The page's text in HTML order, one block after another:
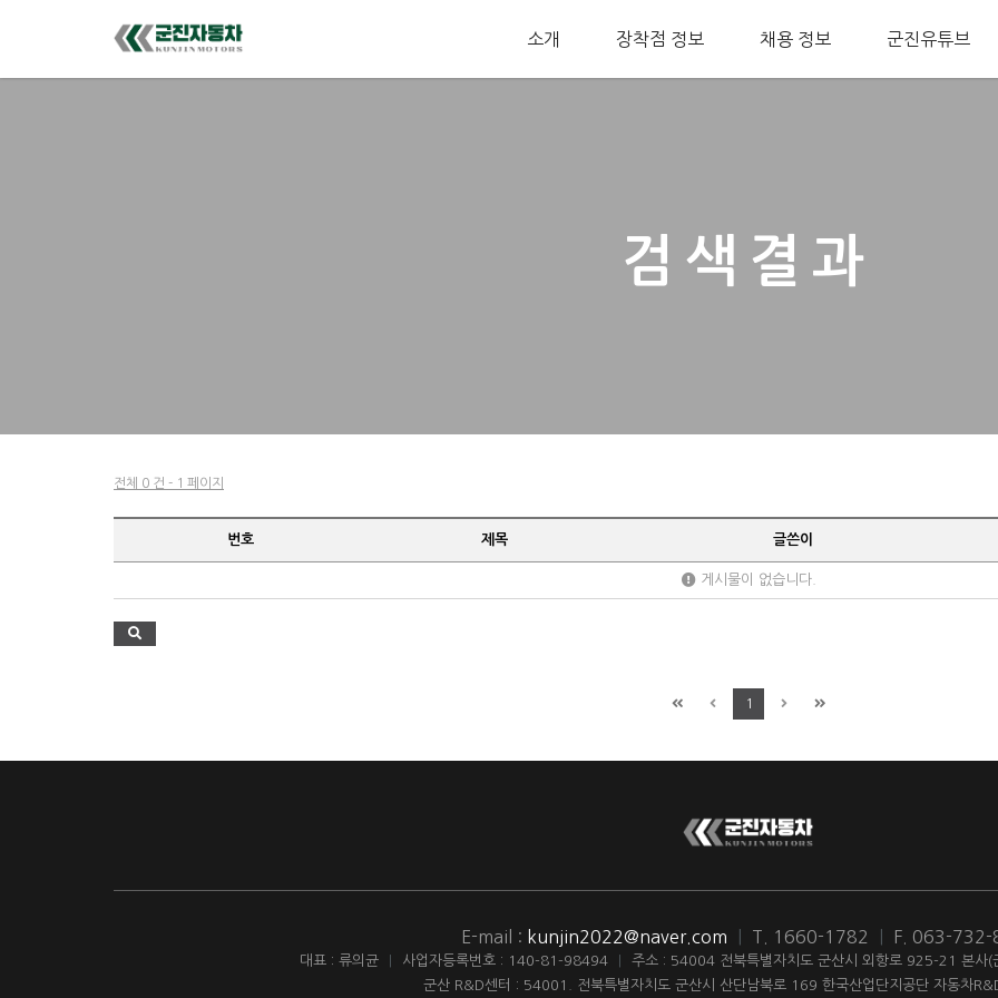
소개 장착점 정보 채용 정보 군진유튜브
검색결과
전체 0 건 - 1 페이지
번호 제목 글쓴이
게시물이 없습니다.
1
E-mail : kunjin2022@naver.com T. 1660-1782 F. 063-732-
대표 : 류의균 사업자등록번호 : 140-81-98494
주소 : 54004 전북특별자치도 군산시 외항로 925-21 본사(
군산 R&D센터 : 54001. 전북특별자치도 군산시 산단남북로 169 한국산업단지공단 자동차